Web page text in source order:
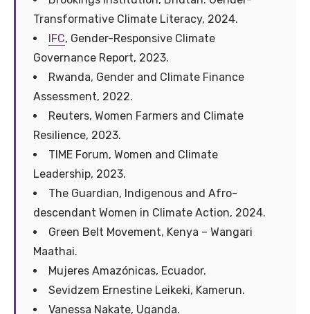
Transformative Climate Literacy, 2024.
IFC, Gender-Responsive Climate
Governance Report, 2023.
Rwanda, Gender and Climate Finance
Assessment, 2022.
Reuters, Women Farmers and Climate
Resilience, 2023.
TIME Forum, Women and Climate
Leadership, 2023.
The Guardian, Indigenous and Afro-
descendant Women in Climate Action, 2024.
Green Belt Movement, Kenya – Wangari
Maathai.
Mujeres Amazónicas, Ecuador.
Sevidzem Ernestine Leikeki, Kamerun.
Vanessa Nakate, Uganda.